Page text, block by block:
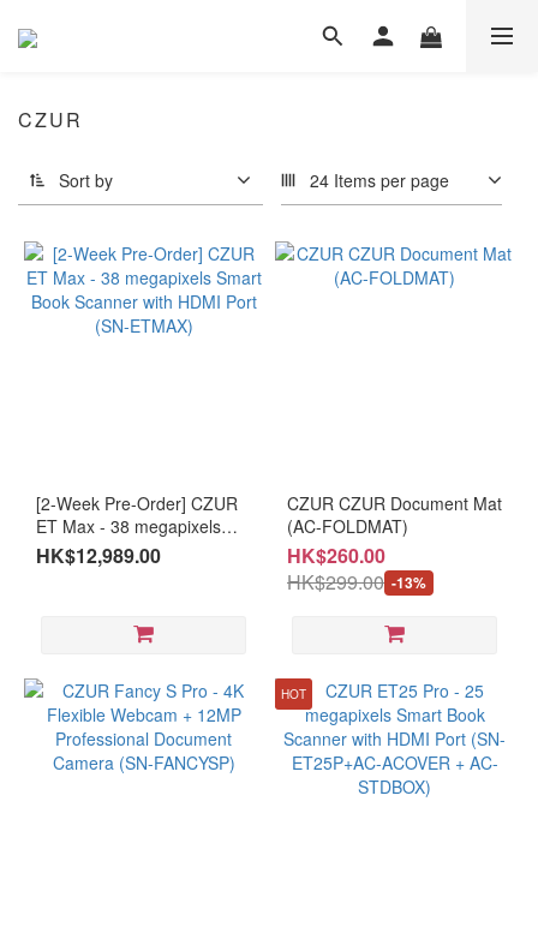
CZUR
Sort by 24 Items per page
[2-Week Pre-Order] CZUR
ET Max - 38 megapixels
Smart Book Scanner with
HDMI Port (SN-ETMAX)
HK$12,989.00
CZUR CZUR Document Mat
(AC-FOLDMAT)
HK$260.00
HK$299.00 -13%
HOT